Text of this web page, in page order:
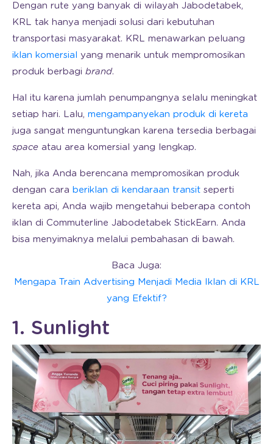
Dengan rute yang banyak di wilayah Jabodetabek,
KRL tak hanya menjadi solusi dari kebutuhan
transportasi masyarakat. KRL menawarkan peluang
iklan komersial yang menarik untuk mempromosikan
produk berbagi brand.
Hal itu karena jumlah penumpangnya selalu meningkat
setiap hari. Lalu, mengampanyekan produk di kereta
juga sangat menguntungkan karena tersedia berbagai
space atau area komersial yang lengkap.
Nah, jika Anda berencana mempromosikan produk
dengan cara beriklan di kendaraan transit seperti
kereta api, Anda wajib mengetahui beberapa contoh
iklan di Commuterline Jabodetabek StickEarn. Anda
bisa menyimaknya melalui pembahasan di bawah.
Baca Juga:
Mengapa Train Advertising Menjadi Media Iklan di KRL
yang Efektif?
1. Sunlight